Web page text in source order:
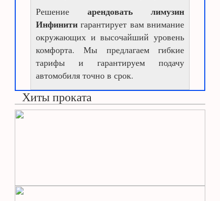
Решение арендовать лимузин
Инфинити гарантирует вам внимание
окружающих и высочайший уровень
комфорта. Мы предлагаем гибкие
тарифы и гарантируем подачу
автомобиля точно в срок.
Хиты проката